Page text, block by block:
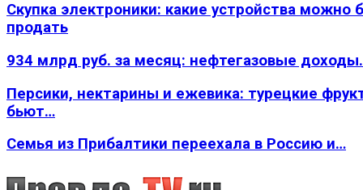
Скупка электроники: какие устройства можно
продать
934 млрд руб. за месяц: нефтегазовые
Персики, нектарины и ежевика: турецкие
бьют…
Семья из Прибалтики переехала в Россию и…